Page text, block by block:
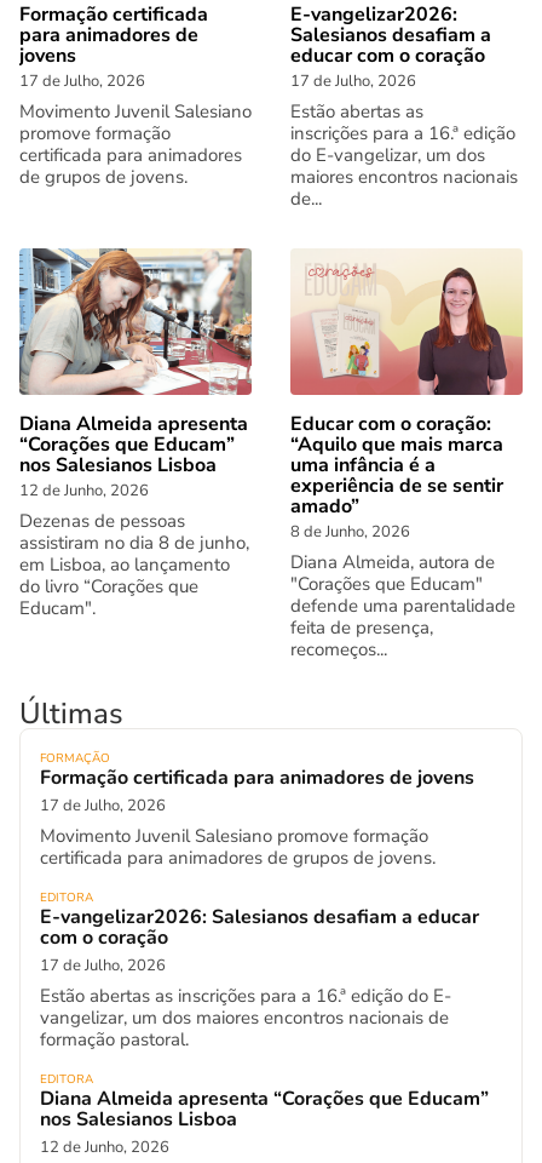
Formação certificada
para animadores de
jovens
17 de Julho, 2026
Movimento Juvenil Salesiano
promove formação
certificada para animadores
de grupos de jovens.
E-vangelizar2026:
Salesianos desafiam a
educar com o coração
17 de Julho, 2026
Estão abertas as
inscrições para a 16.ª edição
do E-vangelizar, um dos
maiores encontros nacionais
de...
Diana Almeida apresenta
“Corações que Educam”
nos Salesianos Lisboa
12 de Junho, 2026
Dezenas de pessoas
assistiram no dia 8 de junho,
em Lisboa, ao lançamento
do livro “Corações que
Educam".
Educar com o coração:
“Aquilo que mais marca
uma infância é a
experiência de se sentir
amado”
8 de Junho, 2026
Diana Almeida, autora de
"Corações que Educam"
defende uma parentalidade
feita de presença,
recomeços...
Últimas
FORMAÇÃO
Formação certificada para animadores de jovens
17 de Julho, 2026
Movimento Juvenil Salesiano promove formação
certificada para animadores de grupos de jovens.
EDITORA
E-vangelizar2026: Salesianos desafiam a educar
com o coração
17 de Julho, 2026
Estão abertas as inscrições para a 16.ª edição do E-
vangelizar, um dos maiores encontros nacionais de
formação pastoral.
EDITORA
Diana Almeida apresenta “Corações que Educam”
nos Salesianos Lisboa
12 de Junho, 2026